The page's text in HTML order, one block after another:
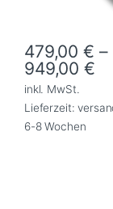
479,00€ –
949,00€
Dieses Produkt
inkl. MwSt.
Lieferzeit:
6-8 Wochen